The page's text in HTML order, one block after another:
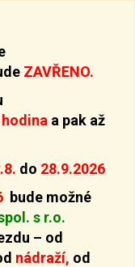
ZAVŘENO.
a pak až
do 28.9.2026
bude možné
s r.o.
– od
nádraží, od